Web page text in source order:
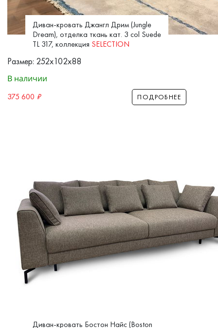
Диван-кровать Джангл Дрим (Jungle
Dream), отделка ткань кат. 3 col Suede
TL 317, коллекция SELECTION
Размер: 252x102x88
В наличии
375 600 ₽ ПОДРОБНЕЕ
Диван-кровать Бостон Найс (Boston